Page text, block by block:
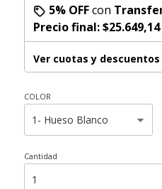
5% OFFcon
Precio final:$25.649,14
Ver cuotas y descuentos
COLOR
Cantidad